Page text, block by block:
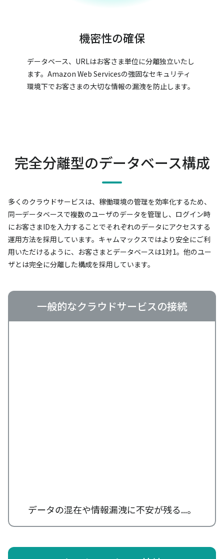
機密性の確保
データベース、URLはお客さま単位に分離独立いたし
ます。Amazon Web Servicesの強固なセキュリティ
環境下でお客さまの大切な情報の漏洩を防止します。
完全分離型のデータベース構成
多くのクラウドサービスは、稼働環境の管理を効率化するため、
同一データベースで複数のユーザのデータを管理し、 ログイン時
にお客さまIDを入力することでそれぞれのデータにアクセスする
運用方法を採用しています。 キャムマックスではより安全にご利
用いただけるように、お客さまとデータベースは1対1。 他のユー
ザとは完全に分離した構成を採用しています。
一般的なクラウドサービスの接続
データの混在や情報漏洩に不安が残る...。